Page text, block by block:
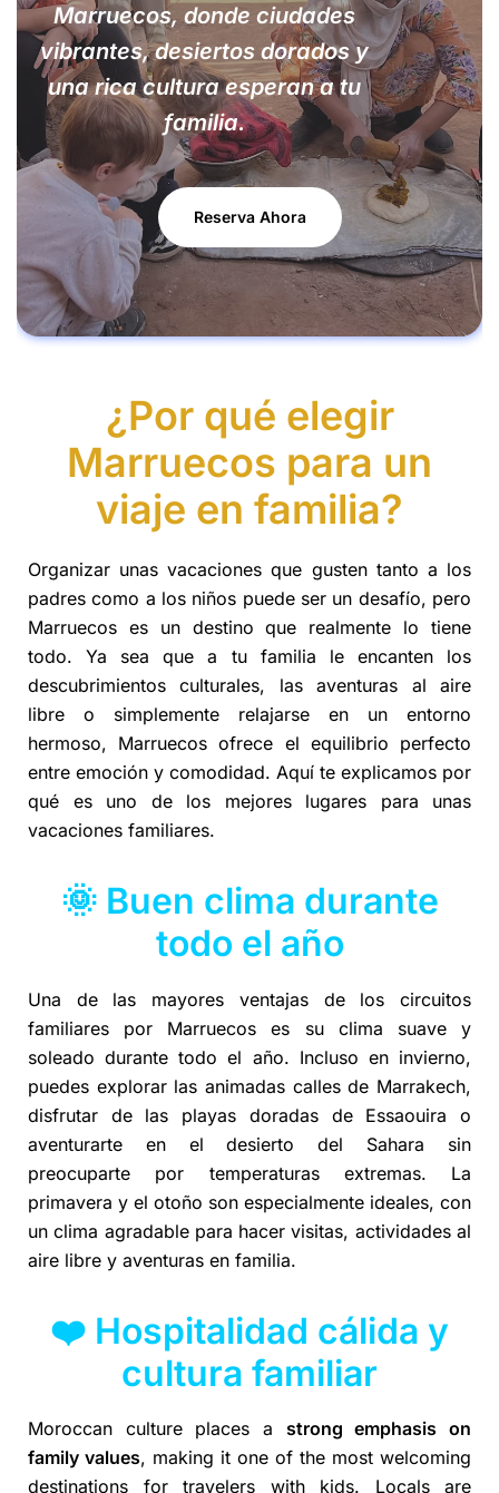
Marruecos, donde ciudades
vibrantes, desiertos dorados y
una rica cultura esperan a tu
familia.
Reserva Ahora
¿Por qué elegir
Marruecos para un
viaje en familia?
Organizar unas vacaciones que gusten tanto a los
padres como a los niños puede ser un desafío, pero
Marruecos es un destino que realmente lo tiene
todo. Ya sea que a tu familia le encanten los
descubrimientos culturales, las aventuras al aire
libre o simplemente relajarse en un entorno
hermoso, Marruecos ofrece el equilibrio perfecto
entre emoción y comodidad. Aquí te explicamos por
qué es uno de los mejores lugares para unas
vacaciones familiares.
🌞 Buen clima durante
todo el año
Una de las mayores ventajas de los circuitos
familiares por Marruecos es su clima suave y
soleado durante todo el año. Incluso en invierno,
puedes explorar las animadas calles de Marrakech,
disfrutar de las playas doradas de Essaouira o
aventurarte en el desierto del Sahara sin
preocuparte por temperaturas extremas. La
primavera y el otoño son especialmente ideales, con
un clima agradable para hacer visitas, actividades al
aire libre y aventuras en familia.
❤️ Hospitalidad cálida y
cultura familiar
Moroccan culture places a strong emphasis on
family values, making it one of the most welcoming
destinations for travelers with kids. Locals are